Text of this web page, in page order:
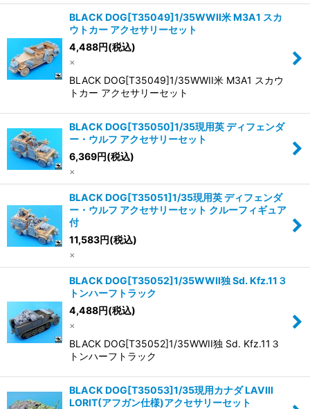
BLACK DOG[T35049]1/35WWII米 M3A1 スカ
ウトカー アクセサリーセット
4,488円(税込)
×
BLACK DOG[T35049]1/35WWII米 M3A1 スカウ
トカー アクセサリーセット
BLACK DOG[T35050]1/35現用英 ディフェンダ
ー・ウルフ アクセサリーセット
6,369円(税込)
×
BLACK DOG[T35051]1/35現用英 ディフェンダ
ー・ウルフ アクセサリーセット クルーフィギュア
付
11,583円(税込)
×
BLACK DOG[T35052]1/35WWII独 Sd. Kfz.11３
トンハーフトラック
4,488円(税込)
×
BLACK DOG[T35052]1/35WWII独 Sd. Kfz.11３
トンハーフトラック
BLACK DOG[T35053]1/35現用カナダ LAVIII
LORIT(アフガン仕様)アクセサリーセット